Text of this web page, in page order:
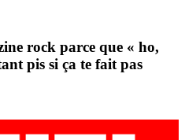
rock parce que « ho,
pis si ça te fait pas